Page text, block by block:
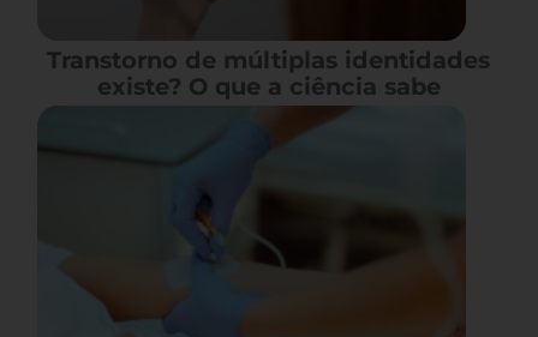
Transtorno de múltiplas identidades
existe? O que a ciência sabe